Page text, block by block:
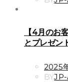
【4月のお
とプレゼン
ON
2025
BY